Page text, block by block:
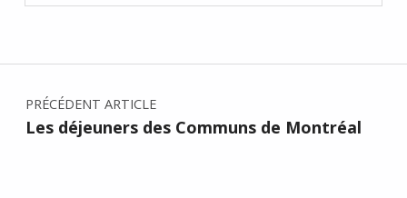
Navigation de l’article
PRÉCÉDENT ARTICLE
Les déjeuners des Communs de Montréal